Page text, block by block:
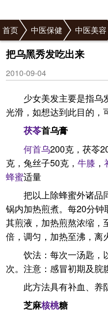
首页 中医保健 中医美容
把乌黑秀发吃出来
2010-09-04
少女美发主要是指乌
光滑，如想达到此目的，
茯苓首乌膏
何首乌200克，茯苓
克，兔丝子50克， 牛膝 ，
蜂蜜适量
把以上除蜂蜜外诸品
锅内加热煎煮。每20分
其煎液，加热煎熬浓缩，
倍，调匀，加热至沸，离
饮法：每次一汤匙，
次。注意：感冒初期及脘
此方法具有补血、养
芝麻核桃糖